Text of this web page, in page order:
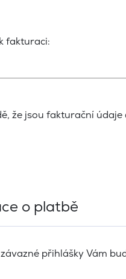
fakturaci:
že jsou fakturační
o platbě
přihlášky Vám